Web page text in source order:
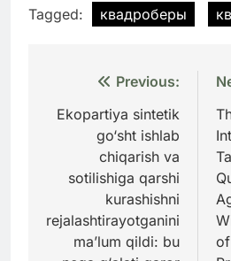
Tagged: квадроберы
Навигация
по
записям
Previous:
Ekopartiya sintetik
go‘sht ishlab
chiqarish va
sotilishiga qarshi
kurashishni
rejalashtirayotganini
ma’lum qildi: bu